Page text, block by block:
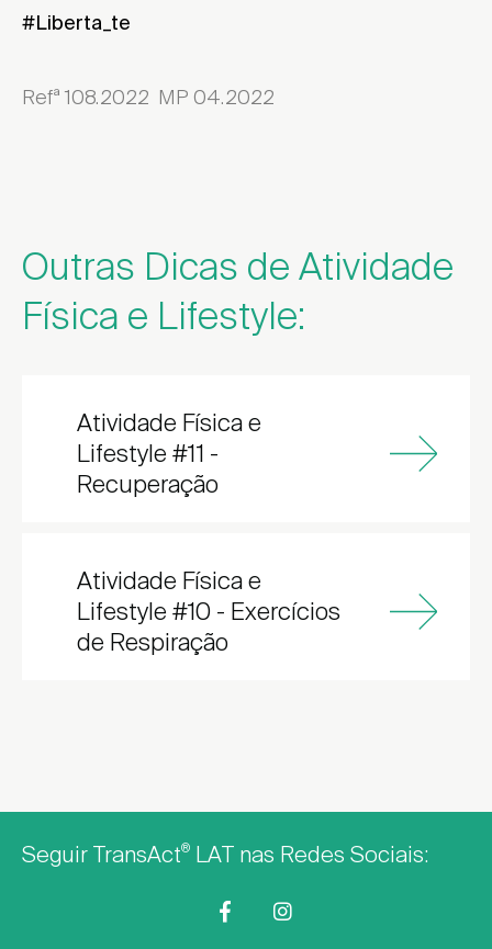
#Liberta_te
Refª 108.2022 MP 04.2022
Outras Dicas de Atividade
Física e Lifestyle:
Atividade Física e
Lifestyle #11 -
Recuperação
Atividade Física e
Lifestyle #10 - Exercícios
de Respiração
Seguir TransAct® LAT nas Redes Sociais: